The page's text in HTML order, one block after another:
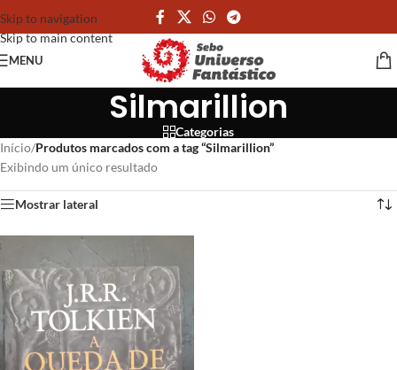
Skip to navigation
Skip to main content
MENU
Silmarillion
Categorias
Início/Produtos marcados com a tag “Silmarillion”
Exibindo um único resultado
Mostrar lateral